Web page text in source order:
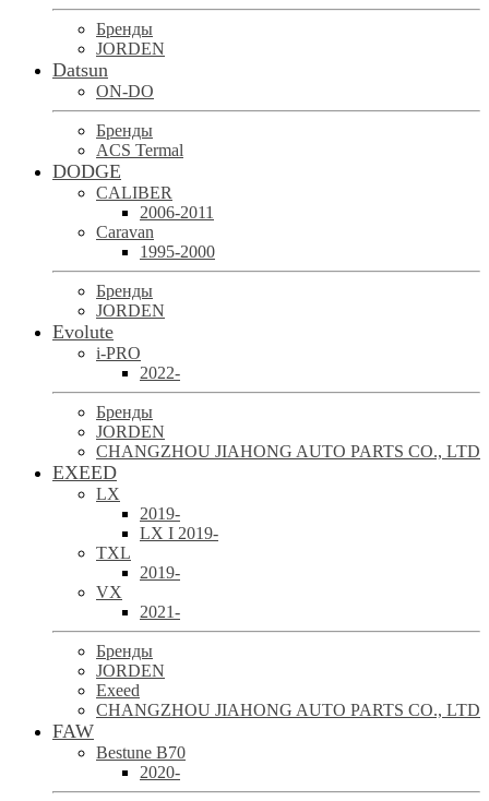
Бренды
JORDEN
Datsun
ON-DO
Бренды
ACS Termal
DODGE
CALIBER
2006-2011
Caravan
1995-2000
Бренды
JORDEN
Evolute
i-PRO
2022-
Бренды
JORDEN
CHANGZHOU JIAHONG AUTO PARTS CO., LTD
EXEED
LX
2019-
LX I 2019-
TXL
2019-
VX
2021-
Бренды
JORDEN
Exeed
CHANGZHOU JIAHONG AUTO PARTS CO., LTD
FAW
Bestune B70
2020-